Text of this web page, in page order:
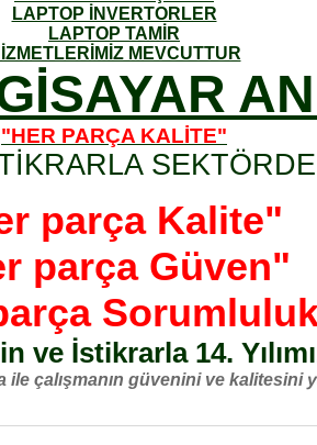
LAPTOP İNVERTORLER
LAPTOP TAMİR
MEVCUTTUR
"HER PARÇA KALİTE"
parça Kalite"
parça Güven"
ve İstikrarla 14.
çalışmanın güvenini ve kalitesini